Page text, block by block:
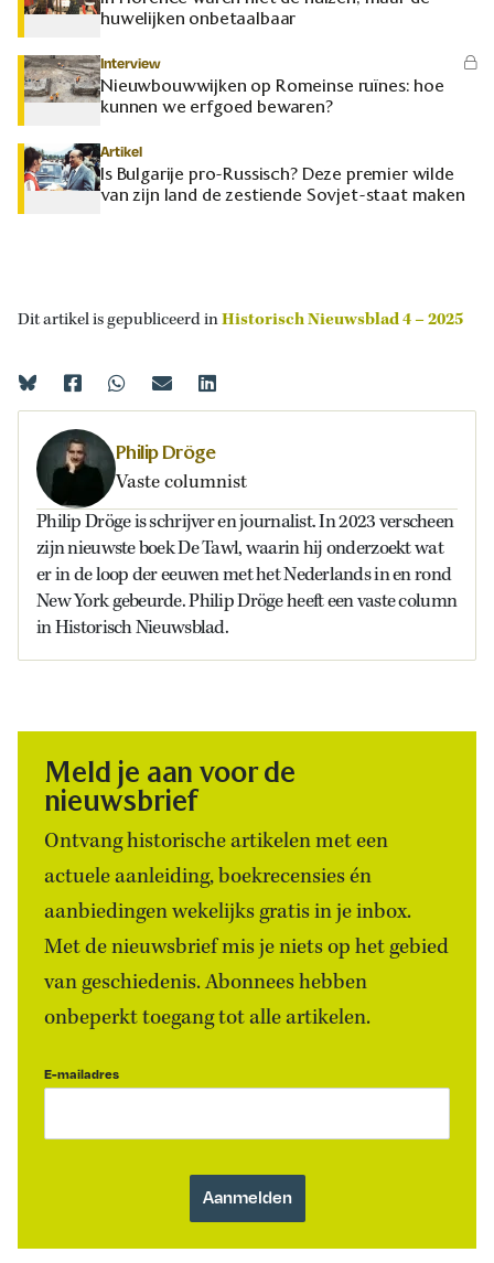
huwelijken onbetaalbaar
Interview
Nieuwbouwwijken op Romeinse ruïnes: hoe
kunnen we erfgoed bewaren?
Artikel
Is Bulgarije pro-Russisch? Deze premier wilde
van zijn land de zestiende Sovjet-staat maken
Dit artikel is gepubliceerd inHistorisch Nieuwsblad 4 – 2025
Philip Dröge
Vaste columnist
Philip Dröge is schrijver en journalist. In 2023 verscheen
zijn nieuwste boek De Tawl, waarin hij onderzoekt wat
er in de loop der eeuwen met het Nederlands in en rond
New York gebeurde. Philip Dröge heeft een vaste column
in Historisch Nieuwsblad.
Meld je aan voor de
nieuwsbrief
Ontvang historische artikelen met een
actuele aanleiding, boekrecensies én
aanbiedingen wekelijks gratis in je inbox.
Met de nieuwsbrief mis je niets op het gebied
van geschiedenis. Abonnees hebben
onbeperkt toegang tot alle artikelen.
E-mailadres